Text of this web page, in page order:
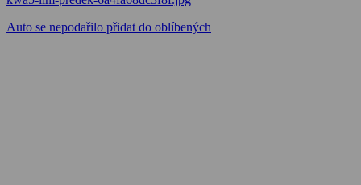
Auto se nepodařilo přidat do oblíbených